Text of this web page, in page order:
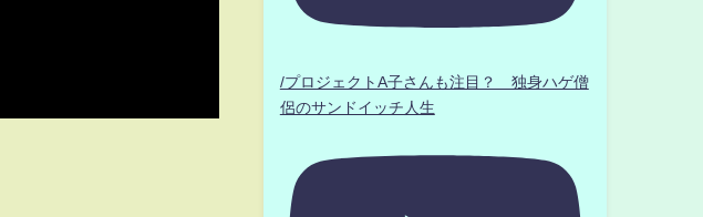
/プロジェクトA子さんも注目？ 独身ハゲ僧
侶のサンドイッチ人生